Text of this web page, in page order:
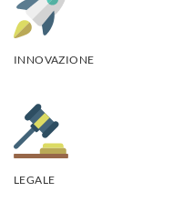
INNOVAZIONE
LEGALE